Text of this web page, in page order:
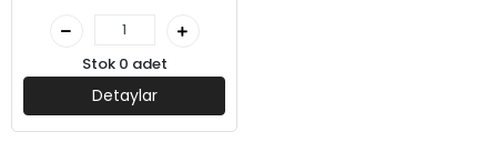
Stok 0 adet
Detaylar